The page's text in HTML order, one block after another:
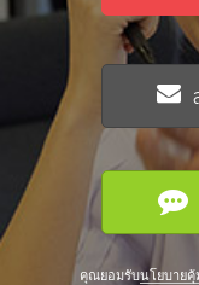
คุณยอมรับนโยบายคุ้